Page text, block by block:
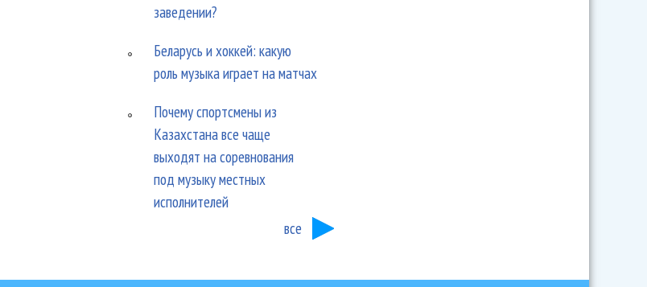
заведении?
Беларусь и хоккей: какую
роль музыка играет на матчах
Почему спортсмены из
Казахстана все чаще
выходят на соревнования
под музыку местных
исполнителей
все